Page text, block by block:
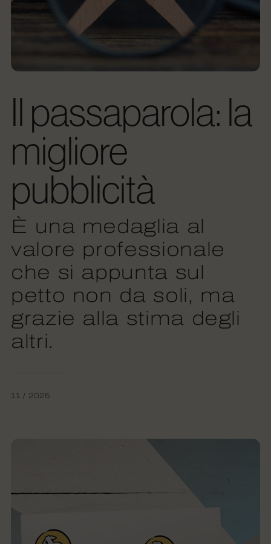
Il passaparola: la
migliore
pubblicità
È una medaglia al
valore professionale
che si appunta sul
petto non da soli, ma
grazie alla stima degli
altri.
11 / 2025